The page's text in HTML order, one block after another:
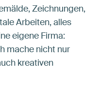
Zeichnungen,
Arbeiten, alles
eigene Firma:
mache nicht nur
kreativen